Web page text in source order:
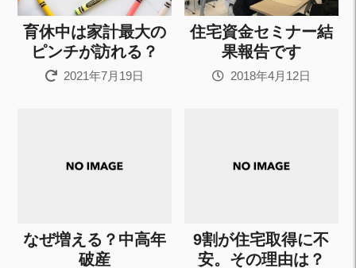
育休中は家計最大の
ピンチが訪れる？
2021年7月19日
住宅資金セミナー結
果報告です
2018年4月12日
なぜ増える？中高年
破産
9割が住宅取得に不
安。その理由は？